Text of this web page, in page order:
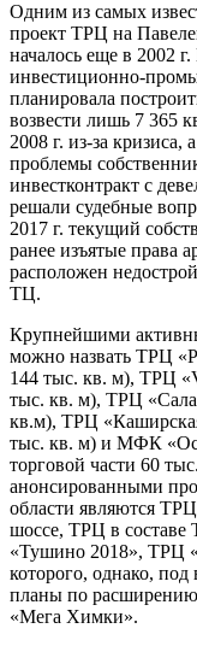
Одним из самых
проект ТРЦ на
началось еще в 2002
инвестиционно-
планировала
возвести лишь 7 365
2008 г. из-за
проблемы
инвестконтракт с
решали судебные
2017 г. текущий
ранее изъятые права
расположен
ТЦ.
Крупнейшими
можно назвать ТРЦ
144 тыс. кв. м), ТРЦ
тыс. кв. м), ТРЦ
кв.м), ТРЦ
тыс. кв. м) и МФК
торговой части 60
анонсированными
области являются
шоссе, ТРЦ в составе
«Тушино 2018», ТРЦ
которого, однако,
планы по
«Мега Химки».